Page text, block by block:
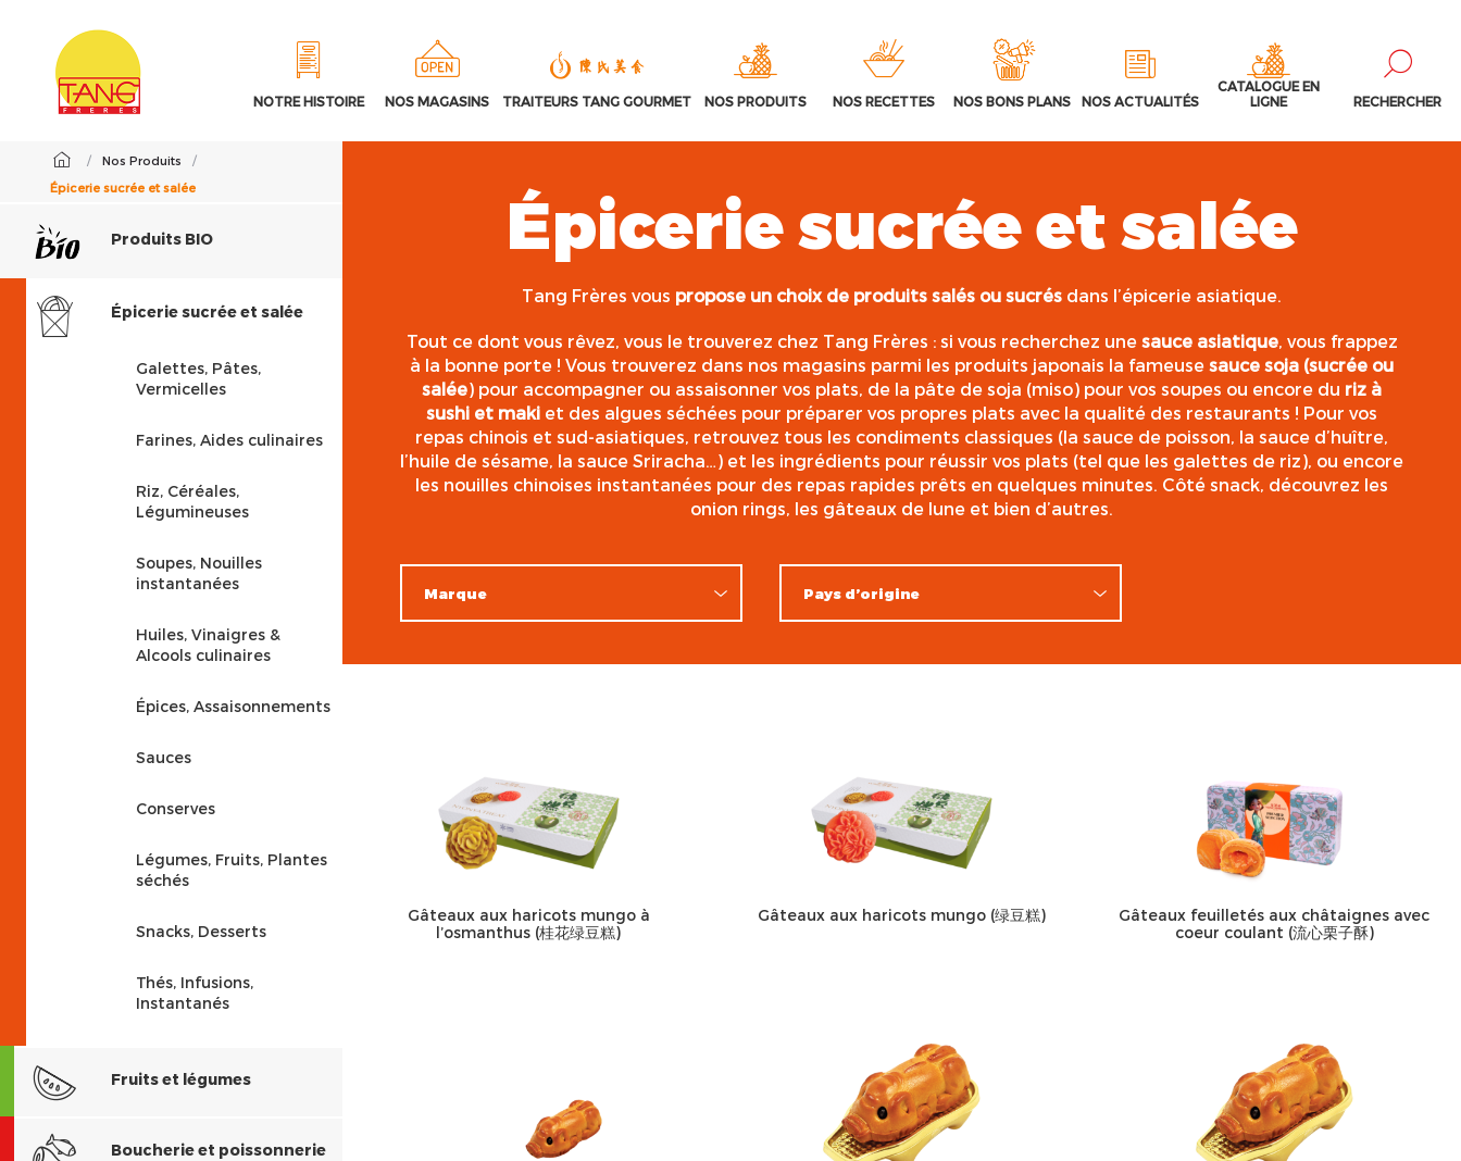
NOTRE HISTOIRE NOS MAGASINS TRAITEURS TANG GOURMET NOS PRODUITS NOS RECETTES NOS BONS PLANS NOS ACTUALITÉS
CATALOGUE EN
LIGNE
RECHERCHER
/ Nos Produits
/
Épicerie sucrée et salée
Produits BIO
Épicerie sucrée et salée
Galettes, Pâtes,
Vermicelles
Farines, Aides culinaires
Riz, Céréales,
Légumineuses
Soupes, Nouilles
instantanées
Huiles, Vinaigres &
Alcools culinaires
Épices, Assaisonnements
Sauces
Conserves
Légumes, Fruits, Plantes
séchés
Snacks, Desserts
Thés, Infusions,
Instantanés
Fruits et légumes
Boucherie et poissonnerie
Épicerie sucrée et salée
Tang Frères vous propose un choix de produits salés ou sucrés dans l’épicerie asiatique.
Tout ce dont vous rêvez, vous le trouverez chez Tang Frères : si vous recherchez une sauce asiatique, vous frappez
à la bonne porte ! Vous trouverez dans nos magasins parmi les produits japonais la fameuse sauce soja (sucrée ou
salée) pour accompagner ou assaisonner vos plats, de la pâte de soja (miso) pour vos soupes ou encore du riz à
sushi et maki et des algues séchées pour préparer vos propres plats avec la qualité des restaurants ! Pour vos
repas chinois et sud-asiatiques, retrouvez tous les condiments classiques (la sauce de poisson, la sauce d’huître,
l’huile de sésame, la sauce Sriracha…) et les ingrédients pour réussir vos plats (tel que les galettes de riz), ou encore
les nouilles chinoises instantanées pour des repas rapides prêts en quelques minutes. Côté snack, découvrez les
onion rings, les gâteaux de lune et bien d’autres.
Gâteaux aux haricots mungo à
l’osmanthus (桂花绿豆糕)
Gâteaux aux haricots mungo (绿豆糕)
Gâteaux feuilletés aux châtaignes avec
coeur coulant (流心栗子酥)